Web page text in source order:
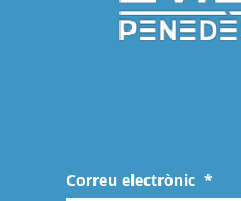
Correu electrònic *